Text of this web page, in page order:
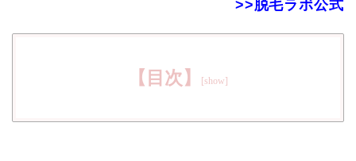
>>脱毛ラボ公式
【目次】